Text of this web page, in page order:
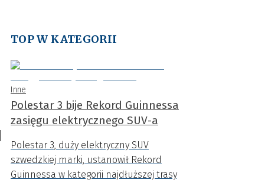
TOP W KATEGORII
Inne
Polestar 3 bije Rekord Guinnessa
zasięgu elektrycznego SUV-a
Polestar 3, duży elektryczny SUV
szwedzkiej marki, ustanowił Rekord
Guinnessa w kategorii najdłuższej trasy